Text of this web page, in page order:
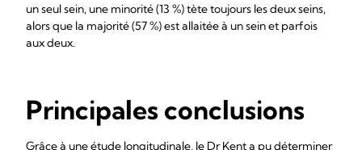
un seul sein, une minorité (13 %) tète toujours les deux seins,
alors que la majorité (57 %) est allaitée à un sein et parfois
aux deux.
Principales conclusions
Grâce à une étude longitudinale, le Dr Kent a pu déterminer